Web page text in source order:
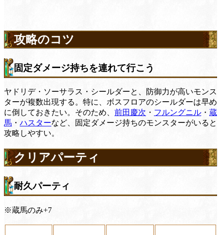
攻略のコツ
固定ダメージ持ちを連れて行こう
ヤドリデ・ソーサラス・シールダーと、防御力が高いモンス
ターが複数出現する。特に、ボスフロアのシールダーは早め
に倒しておきたい。そのため、 前田慶次 ・ フルングニル ・ 蔵
馬 ・ ハスターなど、固定ダメージ持ちのモンスターがいると
攻略しやすい。
クリアパーティ
耐久パーティ
※蔵馬のみ+7